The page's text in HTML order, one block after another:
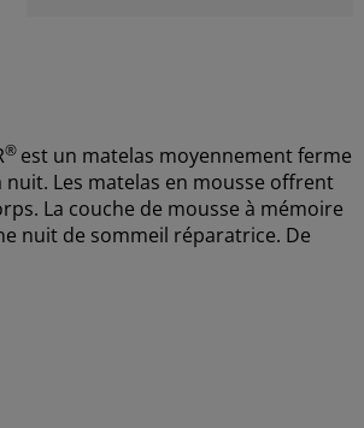
® est un matelas moyennement ferme
Les matelas en mousse offrent
La couche de mousse à mémoire
nuit de sommeil réparatrice. De